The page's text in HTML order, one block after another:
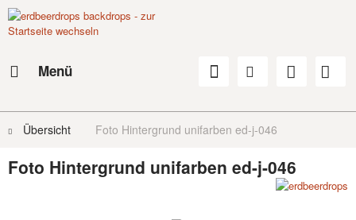
Menü
Übersicht Foto Hintergrund unifarben ed-j-046
Foto Hintergrund unifarben ed-j-046